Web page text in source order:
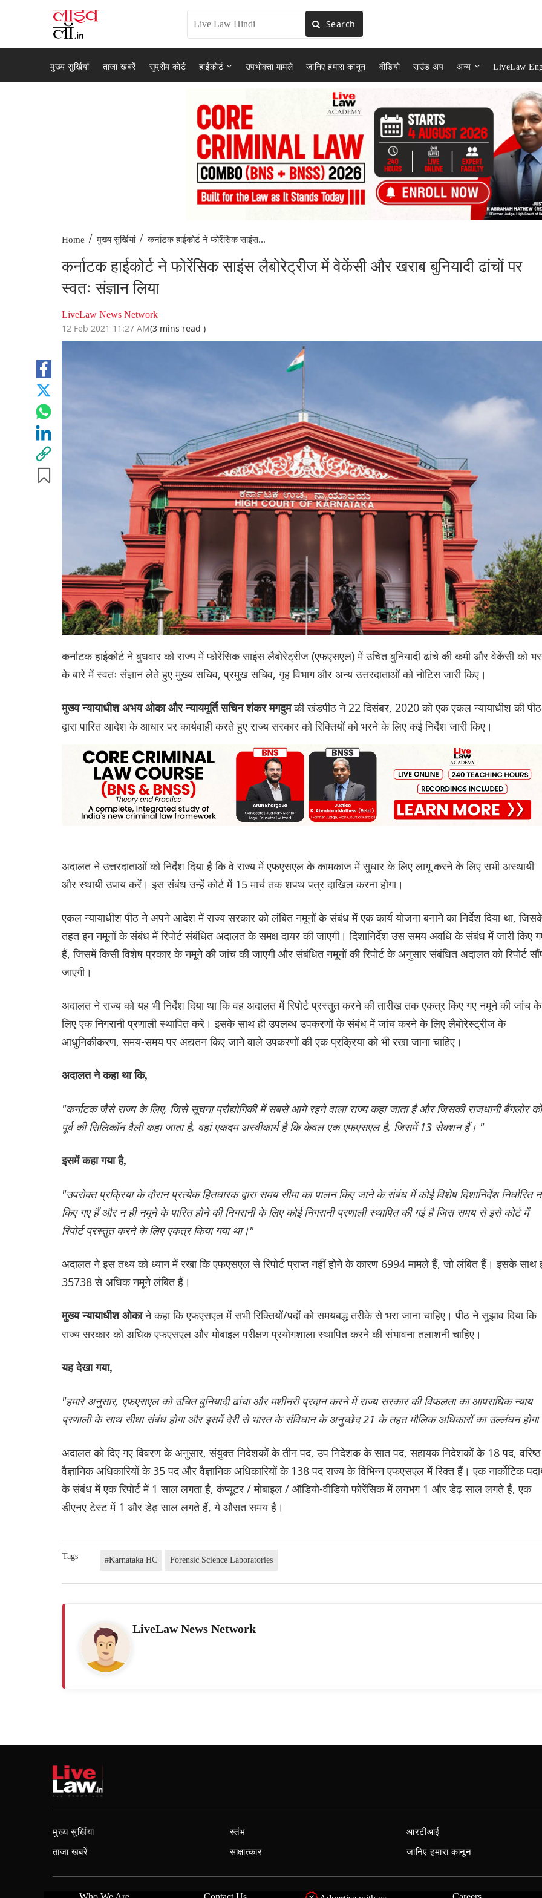
Search
मुख्य सुर्खियां ताजा खबरें सुप्रीम कोर्ट हाईकोर्ट उपभोक्ता मामले जानिए हमारा कानून वीडियो राउंड अप अन्य LiveLaw
Home / मुख्य सुर्खियां / कर्नाटक हाईकोर्ट ने फोरेंसिक साइंस...
कर्नाटक हाईकोर्ट ने फोरेंसिक साइंस लैबोरेट्रीज में वेकेंसी और खराब बुनियादी ढांचों पर
स्वतः संज्ञान लिया
LiveLaw News Network
12 Feb 2021 11:27 AM(3 mins read )
कर्नाटक हाईकोर्ट ने बुधवार को राज्य में फोरेंसिक साइंस लैबोरेट्रीज (एफएसएल) में उचित बुनियादी ढांचे की कमी और वेकेंसी को
के बारे में स्वतः संज्ञान लेते हुए मुख्य सचिव, प्रमुख सचिव, गृह विभाग और अन्य उत्तरदाताओं को नोटिस जारी किए।
मुख्य न्यायाधीश अभय ओका और न्यायमूर्ति सचिन शंकर मगदुमकी खंडपीठ ने 22 दिसंबर, 2020 को एक एकल न्यायाधीश की पीठ
द्वारा पारित आदेश के आधार पर कार्यवाही करते हुए राज्य सरकार को रिक्तियों को भरने के लिए कई निर्देश जारी किए।
अदालत ने उत्तरदाताओं को निर्देश दिया है कि वे राज्य में एफएसएल के कामकाज में सुधार के लिए लागू करने के लिए सभी अस्थायी
और स्थायी उपाय करें। इस संबंध उन्हें कोर्ट में 15 मार्च तक शपथ पत्र दाखिल करना होगा।
एकल न्यायाधीश पीठ ने अपने आदेश में राज्य सरकार को लंबित नमूनों के संबंध में एक कार्य योजना बनाने का निर्देश दिया था,
तहत इन नमूनों के संबंध में रिपोर्ट संबंधित अदालत के समक्ष दायर की जाएगी। दिशानिर्देश उस समय अवधि के संबंध में जारी किए
हैं, जिसमें किसी विशेष प्रकार के नमूने की जांच की जाएगी और संबंधित नमूनों की रिपोर्ट के अनुसार संबंधित अदालत को रिपोर्ट
जाएगी।
अदालत ने राज्य को यह भी निर्देश दिया था कि वह अदालत में रिपोर्ट प्रस्तुत करने की तारीख तक एकत्र किए गए नमूने की जांच के
लिए एक निगरानी प्रणाली स्थापित करे। इसके साथ ही उपलब्ध उपकरणों के संबंध में जांच करने के लिए लैबोरेस्ट्रीज के
आधुनिकीकरण, समय-समय पर अद्यतन किए जाने वाले उपकरणों की एक प्रक्रिया को भी रखा जाना चाहिए।
अदालत ने कहा था कि,
"कर्नाटक जैसे राज्य के लिए, जिसे सूचना प्रौद्योगिकी में सबसे आगे रहने वाला राज्य कहा जाता है और जिसकी राजधानी बैंगलोर को
पूर्व की सिलिकॉन वैली कहा जाता है, वहां एकदम अस्वीकार्य है कि केवल एक एफएसएल है, जिसमें 13 सेक्शन हैं। "
इसमें कहा गया है,
"उपरोक्त प्रक्रिया के दौरान प्रत्येक हितधारक द्वारा समय सीमा का पालन किए जाने के संबंध में कोई विशेष दिशानिर्देश निर्धारित
किए गए हैं और न ही नमूने के पारित होने की निगरानी के लिए कोई निगरानी प्रणाली स्थापित की गई है जिस समय से इसे कोर्ट में
रिपोर्ट प्रस्तुत करने के लिए एकत्र किया गया था।"
अदालत ने इस तथ्य को ध्यान में रखा कि एफएसएल से रिपोर्ट प्राप्त नहीं होने के कारण 6994 मामले हैं, जो लंबित हैं। इसके साथ
35738 से अधिक नमूने लंबित हैं।
मुख्य न्यायाधीश ओकाने कहा कि एफएसएल में सभी रिक्तियों/पदों को समयबद्ध तरीके से भरा जाना चाहिए। पीठ ने सुझाव दिया कि
राज्य सरकार को अधिक एफएसएल और मोबाइल परीक्षण प्रयोगशाला स्थापित करने की संभावना तलाशनी चाहिए।
यह देखा गया,
"हमारे अनुसार, एफएसएल को उचित बुनियादी ढांचा और मशीनरी प्रदान करने में राज्य सरकार की विफलता का आपराधिक न्याय
प्रणाली के साथ सीधा संबंध होगा और इसमें देरी से भारत के संविधान के अनुच्छेद 21 के तहत मौलिक अधिकारों का उल्लंघन
अदालत को दिए गए विवरण के अनुसार, संयुक्त निदेशकों के तीन पद, उप निदेशक के सात पद, सहायक निदेशकों के 18 पद, वरिष्ठ
वैज्ञानिक अधिकारियों के 35 पद और वैज्ञानिक अधिकारियों के 138 पद राज्य के विभिन्न एफएसएल में रिक्त हैं। एक नार्कोटिक
के संबंध में एक रिपोर्ट में 1 साल लगता है, कंप्यूटर / मोबाइल / ऑडियो-वीडियो फोरेंसिक में लगभग 1 और डेढ़ साल लगते हैं, एक
डीएनए टेस्ट में 1 और डेढ़ साल लगते हैं, ये औसत समय है।
Tags #Karnataka HC Forensic Science Laboratories
LiveLaw News Network
मुख्य सुर्खियां
ताजा खबरें
स्तंभ
साक्षात्कार
आरटीआई
जानिए हमारा कानून